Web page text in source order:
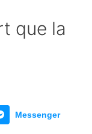
que la
Messenger